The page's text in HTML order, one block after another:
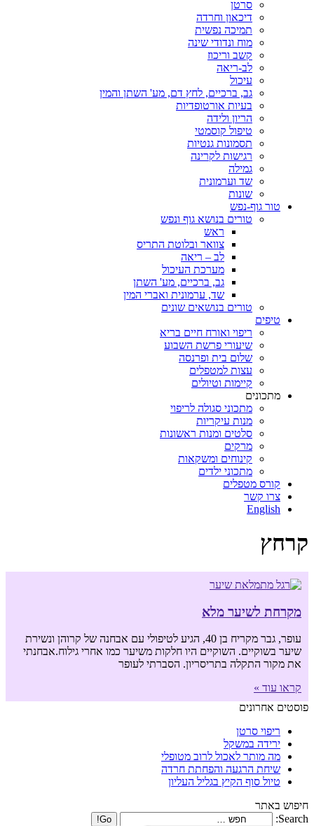
סרטן
דיכאון וחרדה
תמיכה נפשית
מוח ונדודי שינה
קשב וריכוז
לב-ריאה
עיכול
גב, ברכיים, לחץ דם, מע' השתן והמין
בעיות אורטופדיות
הריון ולידה
טיפול קוסמטי
תסמונות גנטיות
רגישות לקרינה
גמילה
שד וערמונית
שונות
טור גוף-נפש
טורים בנושא גוף ונפש
ראש
צוואר ובלוטת התריס
לב – ריאה
מערכת העיכול
גב, ברכיים, מע' השתן
שד, ערמונית ואברי המין
טורים בנושאים שונים
טיפים
ריפוי ואורח חיים בריא
שיעורי פרשת השבוע
שלום בית ופרנסה
עצות למטפלים
קיימות וטיולים
מתכונים
מתכוני סגולה לריפוי
מנות עיקריות
סלטים ומנות ראשונות
מרקים
קינוחים ומשקאות
מתכוני ילדים
קורס מטפלים
צרו קשר
English
קרחץ
מקרחת לשיער מלא
עופר, גבר מקריח בן 40, הגיע לטיפולי עם אבחנה של קרוהן ונשירת
שיער בשוקיים. השוקיים היו חלקות משיער כמו אחרי גילוח.אבחנתי
את מקור התקלה בתריסריון. הסברתי לעופר
קראו עוד »
פוסטים אחרונים
ריפוי סרטן
ירידה במשקל
מה מותר לאכול לרוב מטופלי
שיחת הרגעה והפחתת חרדה
טיול סוף הקיץ בגליל העליון
חיפוש באתר
Search: